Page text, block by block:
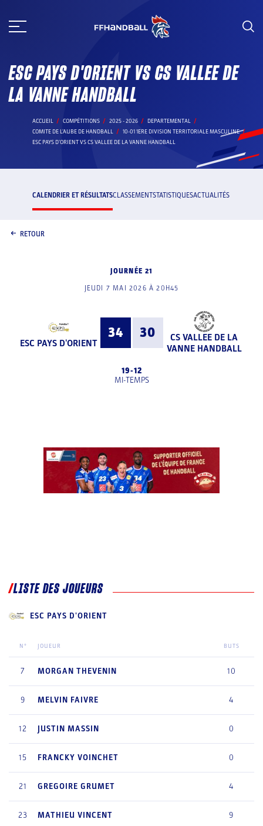
au
ESC PAYS D'ORIENT VS CS VALLEE DE
LA VANNE HANDBALL
ACCUEIL COMPÉTITIONS 2025 - 2026
DEPARTEMENTAL
COMITE DE L'AUBE DE HANDBALL
10-01 1ERE DIVISION TERRITORIALE MASCULINE
ESC PAYS D'ORIENT VS CS VALLEE DE LA VANNE HANDBALL
CALENDRIER ET RÉSULTATSCLASSEMENTSTATISTIQUESACTUALITÉS
RETOUR
JOURNÉE 21
JEUDI 7 MAI 2026 À 20H45
ESC PAYS D'ORIENT
34 30
CS VALLEE DE LA
VANNE HANDBALL
19-12
MI-TEMPS
LISTE DES JOUEURS
ESC PAYS D'ORIENT
N° JOUEUR BUTS
7 MORGAN THEVENIN 10
9 MELVIN FAIVRE 4
12 JUSTIN MASSIN 0
15 FRANCKY VOINCHET 0
21 GREGOIRE GRUMET 4
23 MATHIEU VINCENT 9